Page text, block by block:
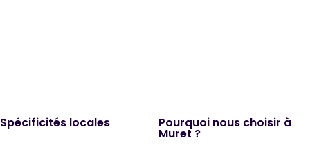
Spécificités locales
Pourquoi nous choisir à
Muret ?